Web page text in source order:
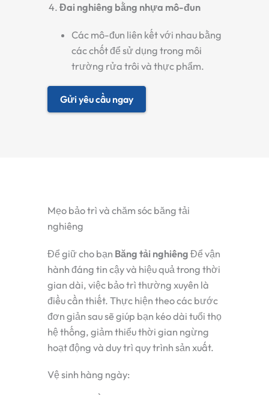
Đai nghiêng bằng nhựa mô-đun
Các mô-đun liên kết với nhau bằng
các chốt để sử dụng trong môi
trường rửa trôi và thực phẩm.
Gửi yêu cầu ngay
Mẹo bảo trì và chăm sóc băng tải
nghiêng
Để giữ cho bạn Băng tải nghiêng Để vận
hành đáng tin cậy và hiệu quả trong thời
gian dài, việc bảo trì thường xuyên là
điều cần thiết. Thực hiện theo các bước
đơn giản sau sẽ giúp bạn kéo dài tuổi thọ
hệ thống, giảm thiểu thời gian ngừng
hoạt động và duy trì quy trình sản xuất.
Vệ sinh hàng ngày: